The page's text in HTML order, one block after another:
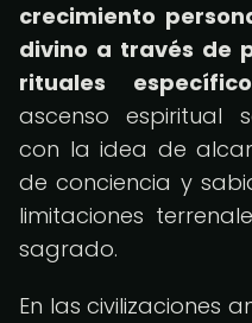
crecimiento
divino a través de
rituales
ascenso espiritual
con la idea de
de conciencia y
limitaciones
sagrado.
En las civilizaciones